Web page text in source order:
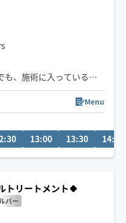
も、施術に入っているこ
に1時間以上お時間をいた
お待ちいただけますと
Menu
13:00 13:30 14:00
リートメント🍀
バー